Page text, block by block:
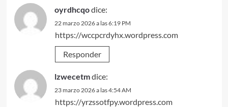
oyrdhcqodice:
22 marzo 2026 a las 6:19 PM
https://wccpcrdyhx.wordpress.com
Responder
lzwecetmdice:
23 marzo 2026 a las 4:54 AM
https://yrzssotfpy.wordpress.com